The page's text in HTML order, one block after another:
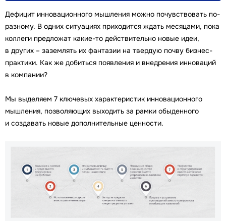
Дефицит инновационного мышления можно почувствовать по-
разному. В одних ситуациях приходится ждать месяцами, пока
коллеги предложат какие-то действительно новые идеи,
в других – заземлять их фантазии на твердую почву бизнес-
практики. Как же добиться появления и внедрения инноваций
в компании?
Мы выделяем 7 ключевых характеристик инновационного
мышления, позволяющих выходить за рамки обыденного
и создавать новые дополнительные ценности.